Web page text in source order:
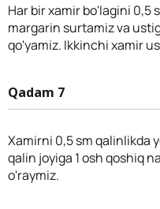
Har bir xamir bo'lagini 0,5
margarin surtamiz va
qo'yamiz. Ikkinchi xamir
Qadam 7
Xamirni 0,5 sm qalinlikda
qalin joyiga 1 osh qoshiq
o'raymiz.